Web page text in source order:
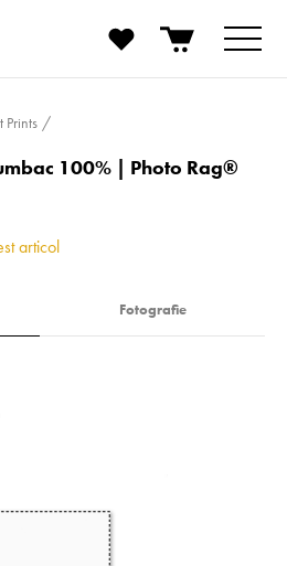
Prints
100% | Photo Rag®
articol
Fotografie